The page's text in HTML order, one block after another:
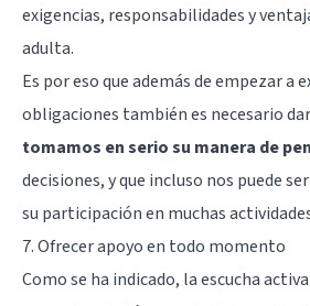
exigencias, responsabilidades y
adulta.
Es por eso que además de empezar a
obligaciones también es necesario
tomamos en serio su manera de
decisiones, y que incluso nos puede
su participación en muchas
7. Ofrecer apoyo en todo momento
Como se ha indicado, la escucha